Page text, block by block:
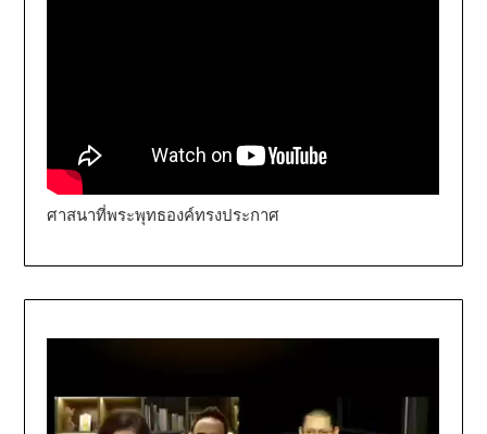
ศาสนาที่พระพุทธองค์ทรงประกาศ